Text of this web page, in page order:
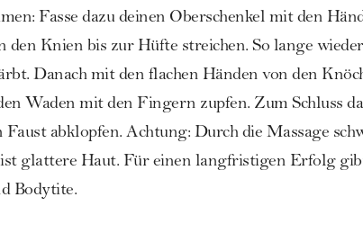
Fasse dazu deinen Oberschenkel mit den
Knien bis zur Hüfte streichen. So lange
Danach mit den flachen Händen von den
Waden mit den Fingern zupfen. Zum Schluss
abklopfen. Achtung: Durch die Massage
glattere Haut. Für einen langfristigen Erfolg
Bodytite.